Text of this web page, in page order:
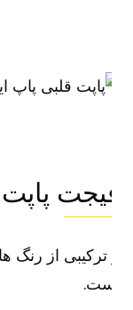
پاپت
ترکیبی از رنگ